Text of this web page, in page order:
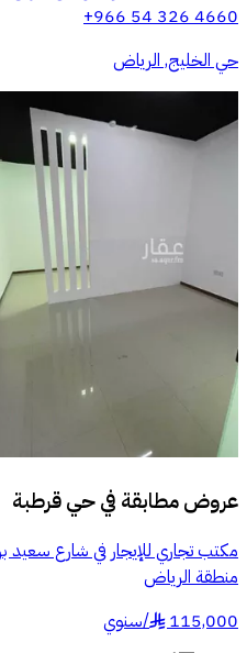
‪+966 54 326 4660‬
حي الخليج, الرياض
عروض مطابقة فيحي قرطبة
مكتب تجاري للإيجار في شارع
منطقة الرياض
115,000
§
/سنوي